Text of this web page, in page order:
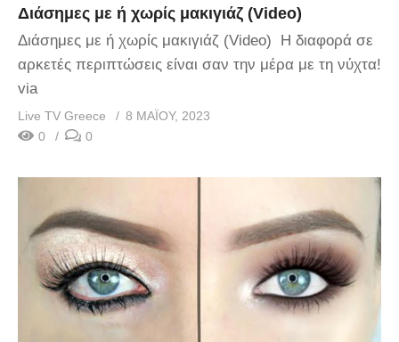
Διάσημες με ή χωρίς μακιγιάζ (Video)
Διάσημες με ή χωρίς μακιγιάζ (Video) Η διαφορά σε
αρκετές περιπτώσεις είναι σαν την μέρα με τη νύχτα!
via
Live TV Greece
8 ΜΑΪ́ΟΥ, 2023
0
0